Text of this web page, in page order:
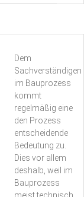
Dem
Sachverständigen
im Bauprozess
kommt
regelmäßig eine
den Prozess
entscheidende
Bedeutung zu.
Dies vor allem
deshalb, weil im
Bauprozess